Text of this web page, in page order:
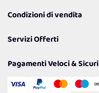
Lavora con noi
Politiche per la parità di genere
Richiamami
Resi
Condizioni di vendita
Spedizioni
Cookie Policy
Gestisci Cookie
Servizi Offerti
Reso Facile e Veloce
Pagamenti Veloci & Sicuri